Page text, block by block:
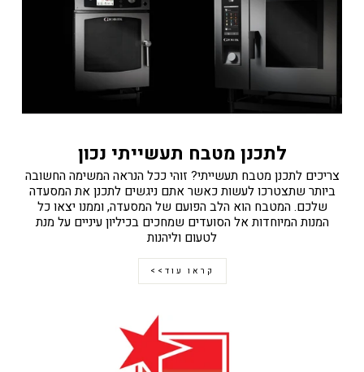
לתכנן מטבח תעשייתי נכון
צריכים לתכנן מטבח תעשייתי? זוהי ככל הנראה המשימה החשובה
ביותר שתצטרכו לעשות כאשר אתם ניגשים לתכנן את המסעדה
שלכם. המטבח הוא הלב הפועם של המסעדה, וממנו יצאו כל
המנות המיוחדות אל הסועדים שמחכים בכיליון עיניים על מנת
לטעום וליהנות
קראו עוד>>